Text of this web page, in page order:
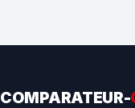
COMPARATEUR-